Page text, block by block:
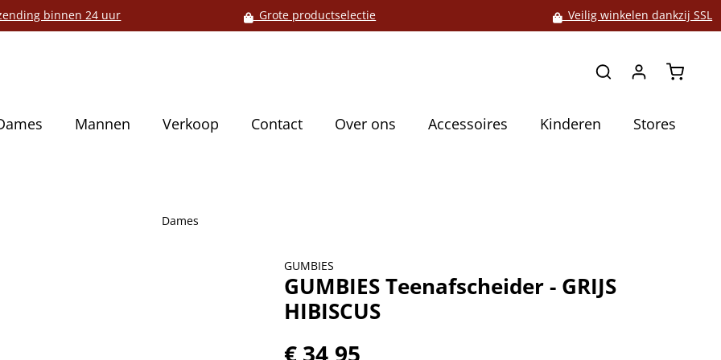
binnen 24 uur Grote productselectie Veilig winkelen dankzij SSL
Mannen Verkoop Contact Over ons Accessoires Kinderen Stores
Dames
GUMBIES
GUMBIES Teenafscheider - GRIJS
HIBISCUS
€ 34,95